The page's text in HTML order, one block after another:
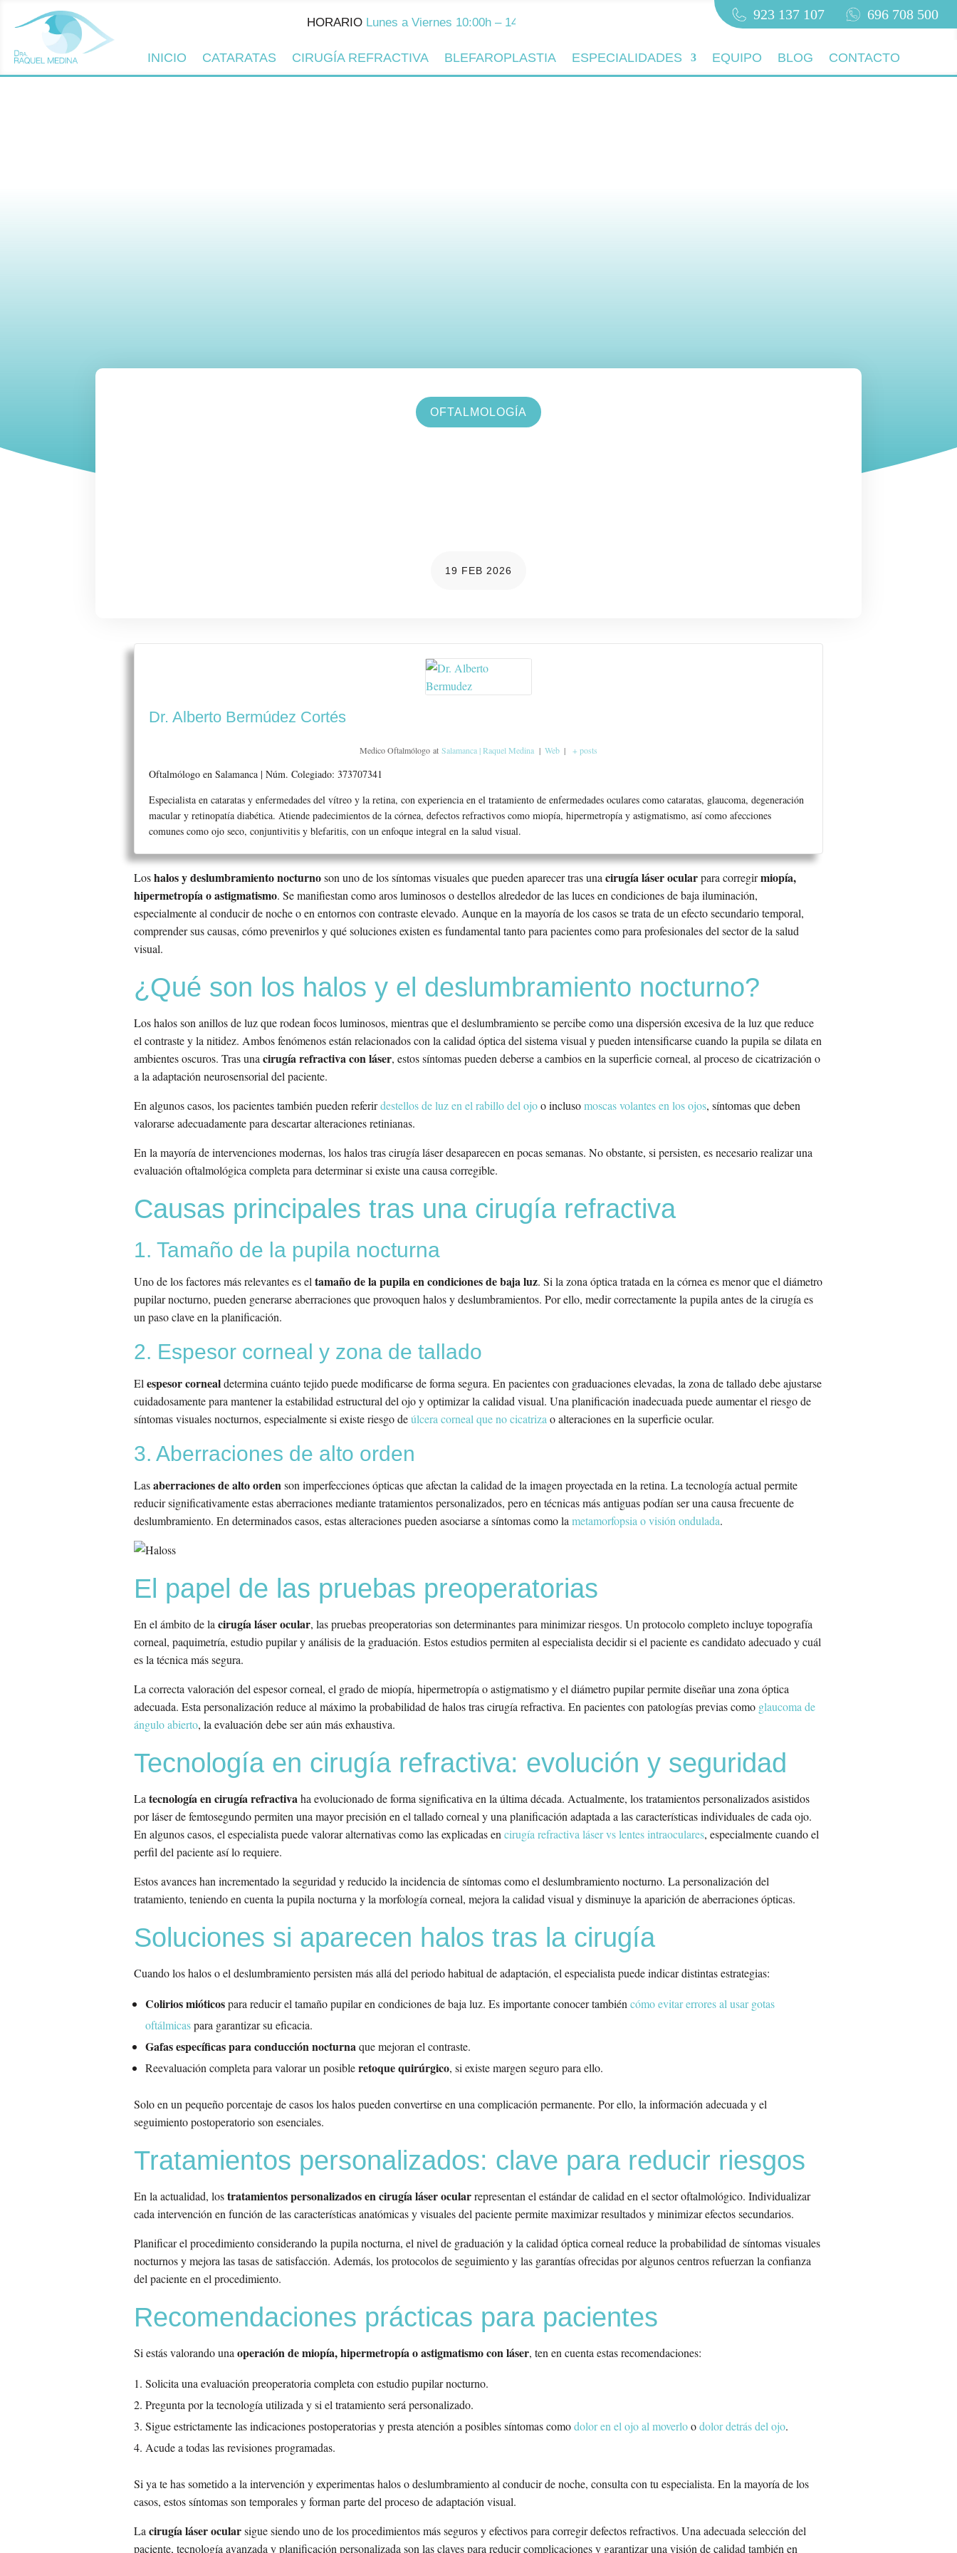
HORARIOLunes a Viernes 10:00h – 14:00h y 16:00h – 20:00h
923 137 107 696 708 500
INICIO CATARATAS CIRUGÍA REFRACTIVA BLEFAROPLASTIA ESPECIALIDADES EQUIPO BLOG CONTACTO
OFTALMOLOGÍA
19 FEB 2026
Dr. Alberto Bermúdez Cortés
Medico Oftalmólogo at Salamanca | Raquel Medina | Web | + posts
Oftalmólogo en Salamanca | Núm. Colegiado: 373707341
Especialista en cataratas y enfermedades del vítreo y la retina, con experiencia en el tratamiento de enfermedades oculares como cataratas, glaucoma, degeneración
macular y retinopatía diabética. Atiende padecimientos de la córnea, defectos refractivos como miopía, hipermetropía y astigmatismo, así como afecciones
comunes como ojo seco, conjuntivitis y blefaritis, con un enfoque integral en la salud visual.
Loshalos y deslumbramiento nocturnoson uno de los síntomas visuales que pueden aparecer tras unacirugía láser ocularpara corregirmiopía,
hipermetropía o astigmatismo. Se manifiestan como aros luminosos o destellos alrededor de las luces en condiciones de baja iluminación,
especialmente al conducir de noche o en entornos con contraste elevado. Aunque en la mayoría de los casos se trata de un efecto secundario temporal,
comprender sus causas, cómo prevenirlos y qué soluciones existen es fundamental tanto para pacientes como para profesionales del sector de la salud
visual.
¿Qué son los halos y el deslumbramiento nocturno?
Los halos son anillos de luz que rodean focos luminosos, mientras que el deslumbramiento se percibe como una dispersión excesiva de la luz que reduce
el contraste y la nitidez. Ambos fenómenos están relacionados con la calidad óptica del sistema visual y pueden intensificarse cuando la pupila se dilata en
ambientes oscuros. Tras unacirugía refractiva con láser, estos síntomas pueden deberse a cambios en la superficie corneal, al proceso de cicatrización o
a la adaptación neurosensorial del paciente.
En algunos casos, los pacientes también pueden referirdestellos de luz en el rabillo del ojoo inclusomoscas volantes en los ojos, síntomas que deben
valorarse adecuadamente para descartar alteraciones retinianas.
En la mayoría de intervenciones modernas, los halos tras cirugía láser desaparecen en pocas semanas. No obstante, si persisten, es necesario realizar una
evaluación oftalmológica completa para determinar si existe una causa corregible.
Causas principales tras una cirugía refractiva
1. Tamaño de la pupila nocturna
Uno de los factores más relevantes es eltamaño de la pupila en condiciones de baja luz. Si la zona óptica tratada en la córnea es menor que el diámetro
pupilar nocturno, pueden generarse aberraciones que provoquen halos y deslumbramientos. Por ello, medir correctamente la pupila antes de la cirugía es
un paso clave en la planificación.
2. Espesor corneal y zona de tallado
Elespesor cornealdetermina cuánto tejido puede modificarse de forma segura. En pacientes con graduaciones elevadas, la zona de tallado debe ajustarse
cuidadosamente para mantener la estabilidad estructural del ojo y optimizar la calidad visual. Una planificación inadecuada puede aumentar el riesgo de
síntomas visuales nocturnos, especialmente si existe riesgo deúlcera corneal que no cicatriza o alteraciones en la superficie ocular.
3. Aberraciones de alto orden
Lasaberraciones de alto orden son imperfecciones ópticas que afectan la calidad de la imagen proyectada en la retina. La tecnología actual permite
reducir significativamente estas aberraciones mediante tratamientos personalizados, pero en técnicas más antiguas podían ser una causa frecuente de
deslumbramiento. En determinados casos, estas alteraciones pueden asociarse a síntomas como lametamorfopsia o visión ondulada.
El papel de las pruebas preoperatorias
En el ámbito de lacirugía láser ocular, las pruebas preoperatorias son determinantes para minimizar riesgos. Un protocolo completo incluye topografía
corneal, paquimetría, estudio pupilar y análisis de la graduación. Estos estudios permiten al especialista decidir si el paciente es candidato adecuado y cuál
es la técnica más segura.
La correcta valoración del espesor corneal, el grado de miopía, hipermetropía o astigmatismo y el diámetro pupilar permite diseñar una zona óptica
adecuada. Esta personalización reduce al máximo la probabilidad de halos tras cirugía refractiva. En pacientes con patologías previas como glaucoma de
ángulo abierto, la evaluación debe ser aún más exhaustiva.
Tecnología en cirugía refractiva: evolución y seguridad
Latecnología en cirugía refractiva ha evolucionado de forma significativa en la última década. Actualmente, los tratamientos personalizados asistidos
por láser de femtosegundo permiten una mayor precisión en el tallado corneal y una planificación adaptada a las características individuales de cada ojo.
En algunos casos, el especialista puede valorar alternativas como las explicadas encirugía refractiva láser vs lentes intraoculares, especialmente cuando el
perfil del paciente así lo requiere.
Estos avances han incrementado la seguridad y reducido la incidencia de síntomas como el deslumbramiento nocturno. La personalización del
tratamiento, teniendo en cuenta la pupila nocturna y la morfología corneal, mejora la calidad visual y disminuye la aparición de aberraciones ópticas.
Soluciones si aparecen halos tras la cirugía
Cuando los halos o el deslumbramiento persisten más allá del periodo habitual de adaptación, el especialista puede indicar distintas estrategias:
Colirios mióticospara reducir el tamaño pupilar en condiciones de baja luz. Es importante conocer tambiéncómo evitar errores al usar gotas
oftálmicaspara garantizar su eficacia.
Gafas específicas para conducción nocturna que mejoran el contraste.
Reevaluación completa para valorar un posibleretoque quirúrgico, si existe margen seguro para ello.
Solo en un pequeño porcentaje de casos los halos pueden convertirse en una complicación permanente. Por ello, la información adecuada y el
seguimiento postoperatorio son esenciales.
Tratamientos personalizados: clave para reducir riesgos
En la actualidad, lostratamientos personalizados en cirugía láser ocularrepresentan el estándar de calidad en el sector oftalmológico. Individualizar
cada intervención en función de las características anatómicas y visuales del paciente permite maximizar resultados y minimizar efectos secundarios.
Planificar el procedimiento considerando la pupila nocturna, el nivel de graduación y la calidad óptica corneal reduce la probabilidad de síntomas visuales
nocturnos y mejora las tasas de satisfacción. Además, los protocolos de seguimiento y las garantías ofrecidas por algunos centros refuerzan la confianza
del paciente en el procedimiento.
Recomendaciones prácticas para pacientes
Si estás valorando unaoperación de miopía, hipermetropía o astigmatismo con láser, ten en cuenta estas recomendaciones:
Solicita una evaluación preoperatoria completa con estudio pupilar nocturno.
Pregunta por la tecnología utilizada y si el tratamiento será personalizado.
Sigue estrictamente las indicaciones postoperatorias y presta atención a posibles síntomas comodolor en el ojo al moverloodolor detrás del ojo.
Acude a todas las revisiones programadas.
Si ya te has sometido a la intervención y experimentas halos o deslumbramiento al conducir de noche, consulta con tu especialista. En la mayoría de los
casos, estos síntomas son temporales y forman parte del proceso de adaptación visual.
Lacirugía láser ocularsigue siendo uno de los procedimientos más seguros y efectivos para corregir defectos refractivos. Una adecuada selección del
paciente, tecnología avanzada y planificación personalizada son las claves para reducir complicaciones y garantizar una visión de calidad también en